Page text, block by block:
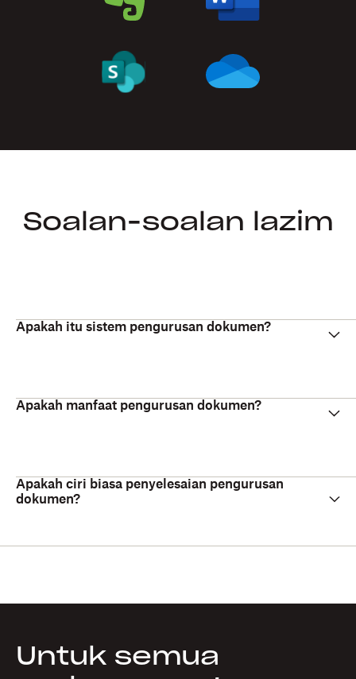
Soalan-soalan lazim
Apakah itu sistem pengurusan dokumen?
Apakah manfaat pengurusan dokumen?
Apakah ciri biasa penyelesaian pengurusan
dokumen?
Untuk semua